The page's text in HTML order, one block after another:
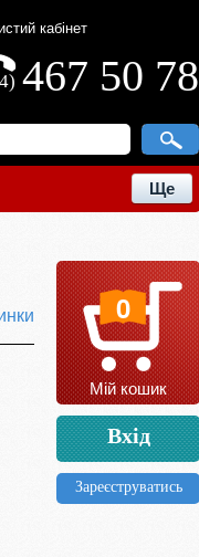
кабінет
467 50 78
Ще
0
Мій кошик
Вхід
Зареєструватись